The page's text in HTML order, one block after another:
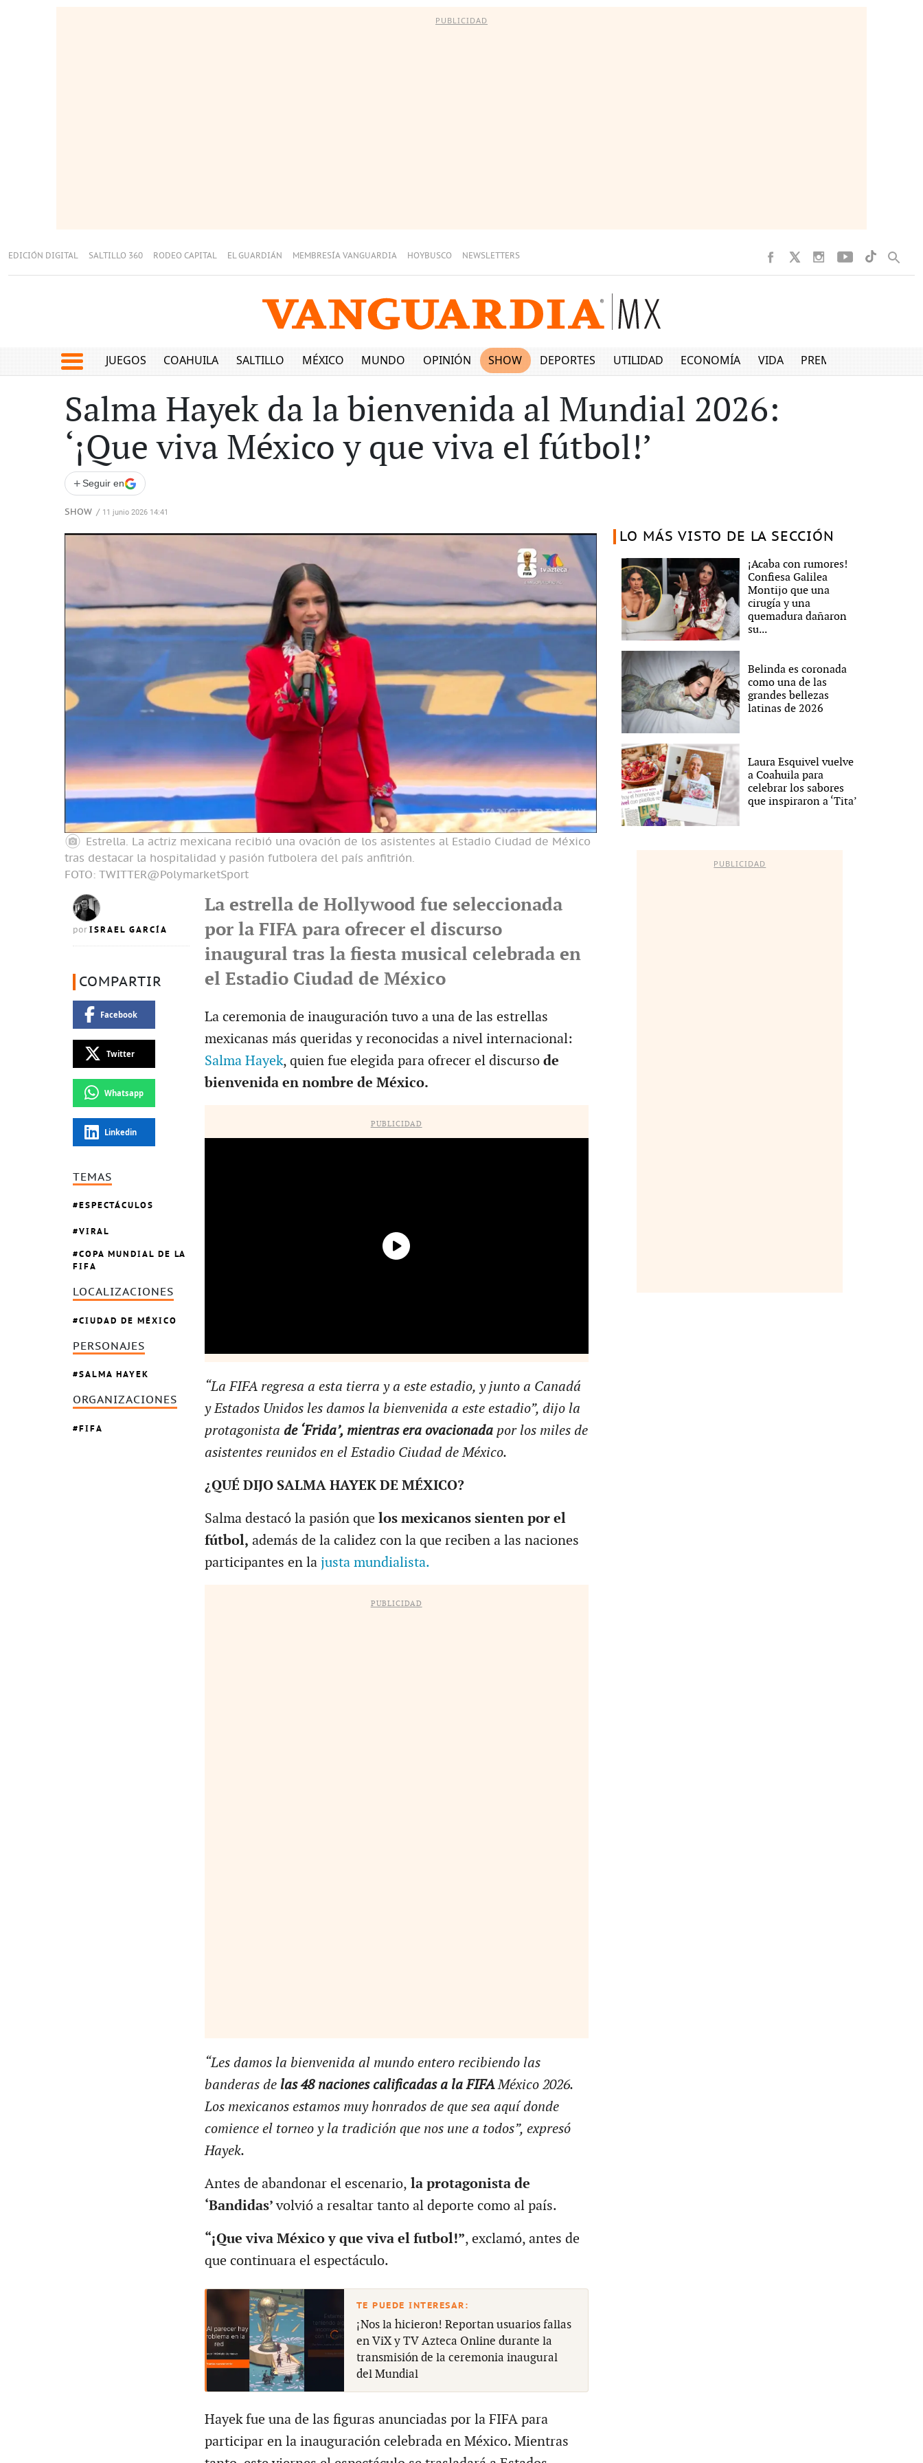
PUBLICIDAD
EDICIÓN DIGITAL SALTILLO 360 RODEO CAPITAL EL GUARDIÁN MEMBRESÍA VANGUARDIA HOYBUSCO NEWSLETTERS
JUEGOS COAHUILA SALTILLO MÉXICO MUNDO OPINIÓN SHOW DEPORTES UTILIDAD ECONOMÍA VIDA PREMIUM
Salma Hayek da la bienvenida al Mundial 2026:
‘¡Que viva México y que viva el fútbol!’
+ Seguir en
SHOW / 11 junio 2026 14:41
Estrella. La actriz mexicana recibió una ovación de los asistentes al Estadio Ciudad de México
tras destacar la hospitalidad y pasión futbolera del país anfitrión.
FOTO: TWITTER@PolymarketSport
por ISRAEL GARCÍA
COMPARTIR
Facebook
Twitter
Whatsapp
Linkedin
TEMAS
ESPECTÁCULOS
VIRAL
COPA MUNDIAL DE LA
FIFA
LOCALIZACIONES
CIUDAD DE MÉXICO
PERSONAJES
SALMA HAYEK
ORGANIZACIONES
FIFA
La estrella de Hollywood fue seleccionada
por la FIFA para ofrecer el discurso
inaugural tras la fiesta musical celebrada en
el Estadio Ciudad de México
La ceremonia de inauguración tuvo a una de las estrellas
mexicanas más queridas y reconocidas a nivel internacional:
Salma Hayek, quien fue elegida para ofrecer el discurso de
bienvenida en nombre de México.
PUBLICIDAD
“La FIFA regresa a esta tierra y a este estadio, y junto a Canadá
y Estados Unidos les damos la bienvenida a este estadio”, dijo la
protagonista de ‘Frida’, mientras era ovacionadapor los miles de
asistentes reunidos en el Estadio Ciudad de México.
¿QUÉ DIJO SALMA HAYEK DE MÉXICO?
Salma destacó la pasión quelos mexicanos sienten por el
fútbol, además de la calidez con la que reciben a las naciones
participantes en lajusta mundialista.
PUBLICIDAD
“Les damos la bienvenida al mundo entero recibiendo las
banderas de las 48 naciones calificadas a la FIFAMéxico 2026.
Los mexicanos estamos muy honrados de que sea aquí donde
comience el torneo y la tradición que nos une a todos”, expresó
Hayek.
Antes de abandonar el escenario, la protagonista de
‘Bandidas’volvió a resaltar tanto al deporte como al país.
“¡Que viva México y que viva el futbol!”, exclamó, antes de
que continuara el espectáculo.
¡Nos la hicieron! Reportan usuarios fallas
en ViX y TV Azteca Online durante la
transmisión de la ceremonia inaugural
del Mundial
Hayek fue una de las figuras anunciadas por la FIFA para
participar en la inauguración celebrada en México. Mientras
LO MÁS VISTO DE LA SECCIÓN
¡Acaba con rumores!
Confiesa Galilea
Montijo que una
cirugía y una
quemadura dañaron
su...
Belinda es coronada
como una de las
grandes bellezas
latinas de 2026
Laura Esquivel vuelve
a Coahuila para
celebrar los sabores
que inspiraron a ‘Tita’
PUBLICIDAD